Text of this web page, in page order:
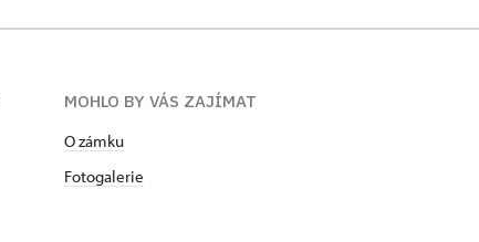
MOHLO BY VÁS ZAJÍMAT
O zámku
Fotogalerie